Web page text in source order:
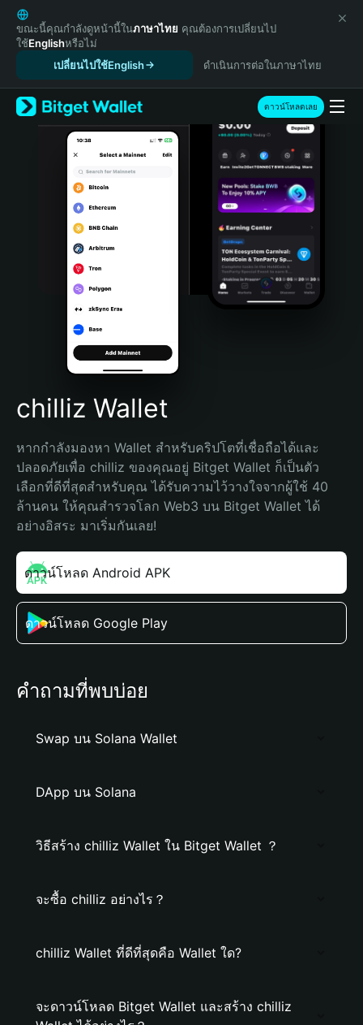
English
日本語
Tiếng Việt
Español (Latinoamérica)
Türkçe
Italiano
Português (Portugal)
Bahasa Indonesia
Português (Brasil)
Español (Argentina)
ขณะนี้คุณกำลังดูหน้านี้ในภาษาไทย คุณต้องการเปลี่ยนไป
ใช้Englishหรือไม่
เปลี่ยนไปใช้English
ดำเนินการต่อในภาษาไทย
ดาวน์โหลดเลย
chilliz Wallet
หากกำลังมองหา Wallet สำหรับคริปโตที่เชื่อถือได้และ
ปลอดภัยเพื่อ chilliz ของคุณอยู่ Bitget Wallet ก็เป็นตัว
เลือกที่ดีที่สุดสำหรับคุณ ได้รับความไว้วางใจจากผู้ใช้ 40
ล้านคน ให้คุณสำรวจโลก Web3 บน Bitget Wallet ได้
อย่างอิสระ มาเริ่มกันเลย!
ดาวน์โหลด Android APK
ดาวน์โหลด Google Play
คำถามที่พบบ่อย
Swap บน Solana Wallet
DApp บน Solana
วิธีสร้าง chilliz Wallet ใน Bitget Wallet ？
จะซื้อ chilliz อย่างไร？
chilliz Wallet ที่ดีที่สุดคือ Wallet ใด?
จะดาวน์โหลด Bitget Wallet และสร้าง chilliz